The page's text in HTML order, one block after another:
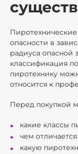
Пиротехнические
опасности в
радиуса опасной
классификация
пиротехнику
относится к
Перед покупкой
какие классы
чем отличается
какую